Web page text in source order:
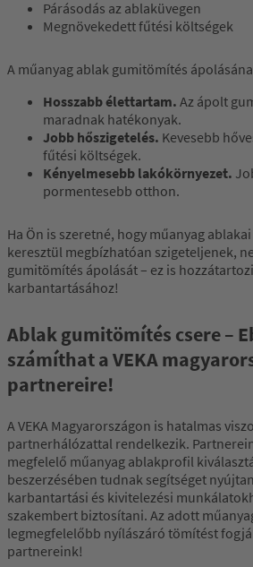
Párásodás az ablaküvegen
Megnövekedett fűtési költségek
A műanyag ablak gumitömítés
Hosszabb élettartam. Az ápolt
maradnak hatékonyak.
Jobb hőszigetelés. Kevesebb
fűtési költségek.
Kényelmesebb lakókörnyezet.
pormentesebb otthon.
Ha Ön is szeretné, hogy műanyag
keresztül megbízhatóan szigeteljenek,
gumitömítés ápolását – ez is
karbantartásához!
Ablak gumitömítés csere –
számíthat a VEKA
partnereire!
A VEKA Magyarországon is hatalmas
partnerhálózattal rendelkezik.
megfelelő műanyag ablakprofil
beszerzésében tudnak segítséget
karbantartási és kivitelezési
szakembert biztosítani. Az adott
legmegfelelőbb nyílászáró tömítést
partnereink!